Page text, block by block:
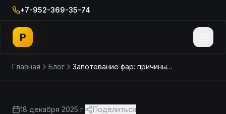
+7-952-369-35-74
P
Главная Блог Запотевание фар: причины и способы устранения
18 декабря 2025 г. Поделиться